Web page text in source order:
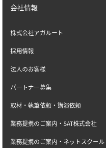
会社情報
株式会社アガルート
採用情報
法人のお客様
パートナー募集
取材・執筆依頼・講演依頼
業務提携のご案内・SAT株式会社
業務提携のご案内・ネットスクール